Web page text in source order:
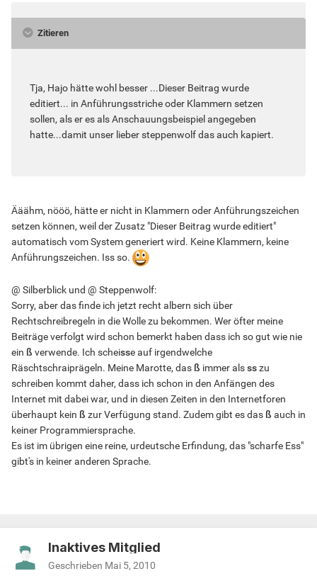
Zitieren
Tja, Hajo hätte wohl besser ...Dieser Beitrag wurde
editiert... in Anführungsstriche oder Klammern setzen
sollen, als er es als Anschauungsbeispiel angegeben
hatte...damit unser lieber steppenwolf das auch kapiert.
Ääähm, nööö, hätte er nicht in Klammern oder Anführungszeichen
setzen können, weil der Zusatz "Dieser Beitrag wurde editiert"
automatisch vom System generiert wird. Keine Klammern, keine
Anführungszeichen. Iss so.
@ Silberblick und @ Steppenwolf:
Sorry, aber das finde ich jetzt recht albern sich über
Rechtschreibregeln in die Wolle zu bekommen. Wer öfter meine
Beiträge verfolgt wird schon bemerkt haben dass ich so gut wie nie
ein ß verwende. Ich scheisse auf irgendwelche
Räschtschraiprägeln. Meine Marotte, das ß immer alssszu
schreiben kommt daher, dass ich schon in den Anfängen des
Internet mit dabei war, und in diesen Zeiten in den Internetforen
überhaupt kein ß zur Verfügung stand. Zudem gibt es das ß auch in
keiner Programmiersprache.
Es ist im übrigen eine reine, urdeutsche Erfindung, das "scharfe Ess"
gibt's in keiner anderen Sprache.
Inaktives Mitglied
Geschrieben Mai 5, 2010